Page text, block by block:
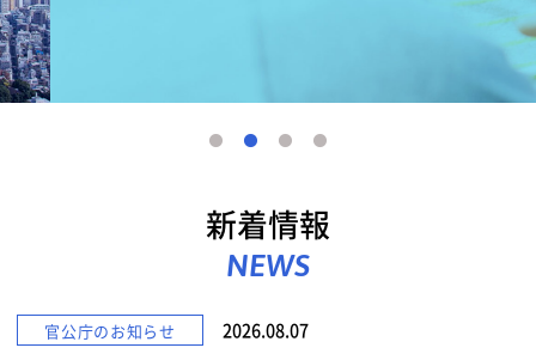
新着情報
NEWS
官公庁のお知らせ 2026.08.07